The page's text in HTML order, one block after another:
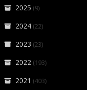
2025 (9)
2024 (22)
2023 (23)
2022 (193)
2021 (403)